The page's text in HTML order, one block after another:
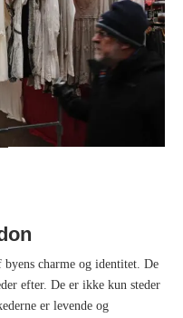
charme og identitet. De
efter. De er ikke kun steder
er levende og